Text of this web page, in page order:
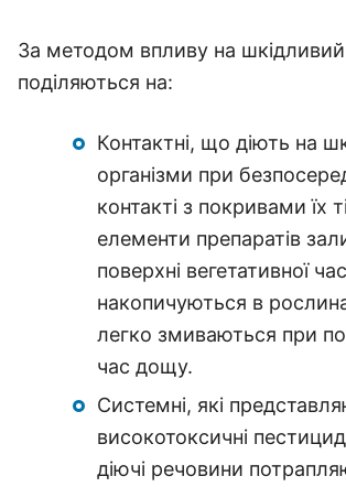
За методом впливу на шкідливий
поділяються на:
Контактні, що діють на
організми при
контакті з покривами їх
елементи препаратів
поверхні вегетативної
накопичуються в
легко змиваються при
час дощу.
Системні, які
високотоксичні
діючі речовини